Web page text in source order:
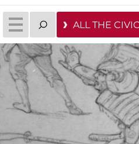
ALL THE